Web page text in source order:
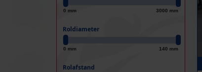
0 mm 3000 mm
Roldiameter
0 mm 140 mm
Rolafstand